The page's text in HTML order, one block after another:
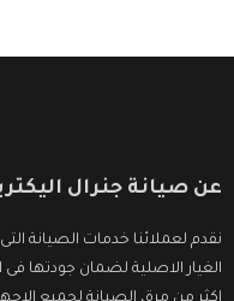
عن صيانة جنرال
نقدم لعملائنا خدمات الصيانة
الغيار الاصلية لضمان جودتها